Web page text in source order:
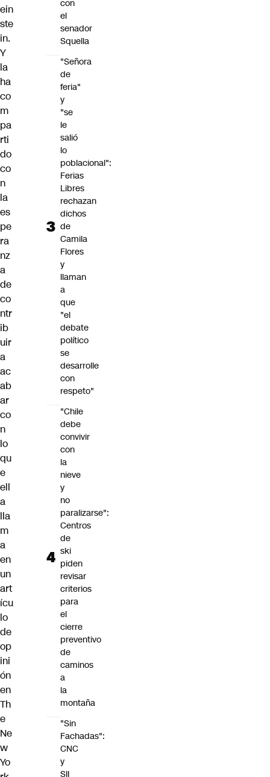
ein
ste
in.
Y
la
ha
co
m
pa
rti
do
co
n
la
es
pe
ra
nz
a
de
co
ntr
ib
uir
a
ac
ab
ar
co
n
lo
qu
e
ell
a
lla
m
a
en
un
art
ícu
lo
de
op
ini
ón
en
Th
e
Ne
w
Yo
con
el
senador
Squella
"Señora
de
feria"
y
"se
le
salió
lo
poblacional":
Ferias
Libres
rechazan
dichos
de
Camila
Flores
y
llaman
a
que
"el
debate
político
se
desarrolle
con
respeto"
"Chile
debe
convivir
con
la
nieve
y
no
paralizarse":
Centros
de
ski
piden
revisar
criterios
para
el
cierre
preventivo
de
caminos
a
la
montaña
"Sin
Fachadas":
CNC
y
SII